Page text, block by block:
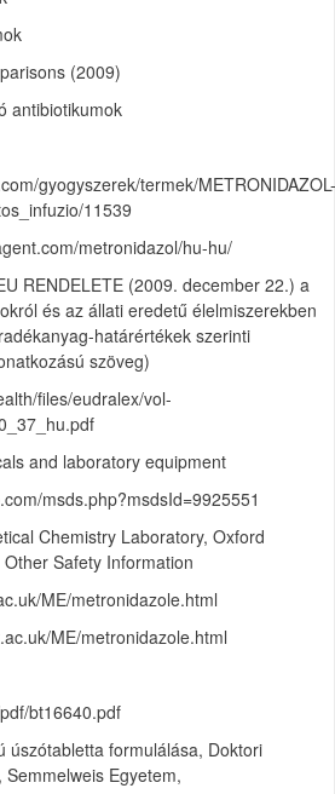
(2009)
antibiotikumok
gyogyszerek/termek/METRONIDAZOL-
11539
metronidazol/hu-hu/
RENDELETE (2009. december 22.) a
és az állati eredetű élelmiszerekben
határértékek szerinti
szöveg)
files/eudralex/vol-
and laboratory equipment
msds.php?msdsId=9925551
Chemistry Laboratory, Oxford
Safety Information
ME/metronidazole.html
ME/metronidazole.html
bt16640.pdf
úszótabletta formulálása, Doktori
Egyetem,